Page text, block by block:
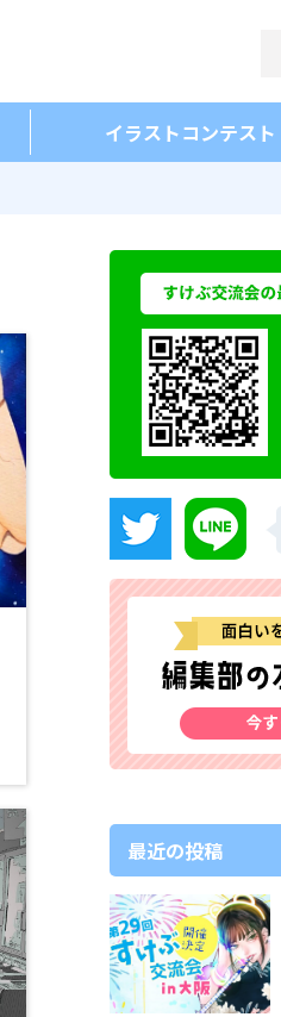
イラストコンテスト
最近の投稿